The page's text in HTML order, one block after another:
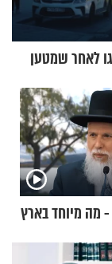
לאחר שמטען
- מה מיוחד בארץ